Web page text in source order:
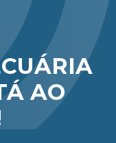
AO